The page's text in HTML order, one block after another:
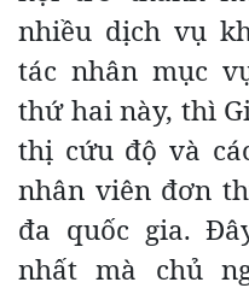
nhiều dịch vụ
tác nhân mục
thứ hai này, thì
thị cứu độ và
nhân viên đơn
đa quốc gia.
nhất mà chủ